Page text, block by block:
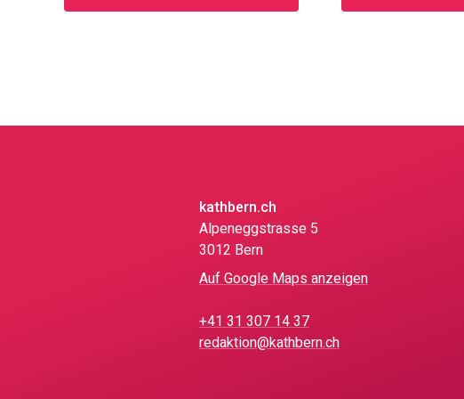
kathbern.ch
Alpeneggstrasse 5
3012 Bern
Auf Google Maps anzeigen
+41 31 307 14 37
redaktion@kathbern.ch